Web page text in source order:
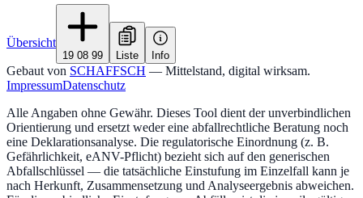
Übersicht
19 08 99 Liste Info
Gebaut von SCHAFFSCH — Mittelstand, digital wirksam.
ImpressumDatenschutz
Alle Angaben ohne Gewähr. Dieses Tool dient der unverbindlichen
Orientierung und ersetzt weder eine abfallrechtliche Beratung noch
eine Deklarationsanalyse. Die regulatorische Einordnung (z. B.
Gefährlichkeit, eANV-Pflicht) bezieht sich auf den generischen
Abfallschlüssel — die tatsächliche Einstufung im Einzelfall kann je
nach Herkunft, Zusammensetzung und Analyseergebnis abweichen.